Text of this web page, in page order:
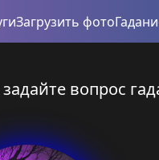
Загрузить фото
вопрос